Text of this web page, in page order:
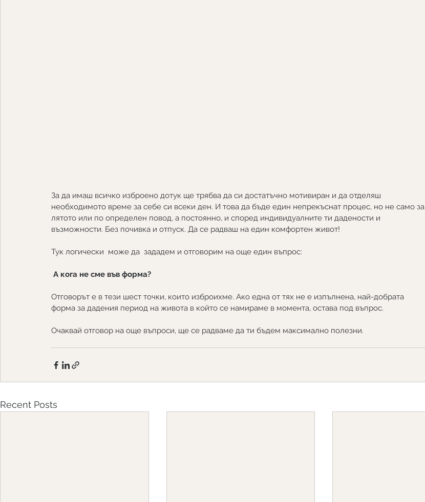
За да имаш всичко изброено дотук ще трябва да си достатъчно мотивиран и да отделяш
необходимото време за себе си всеки ден. И това да бъде един непрекъснат процес, но не само за
лятото или по определен повод, а постоянно, и според индивидуалните ти дадености и
възможности. Без почивка и отпуск. Да се радваш на един комфортен живот!
Тук логически  може да  зададем и отговорим на още един въпрос:
А кога не сме във форма?
Отговорът е в тези шест точки, които изброихме. Ако една от тях не е изпълнена, най-добрата
форма за дадения период на живота в който се намираме в момента, остава под въпрос.
Очаквай отговор на още въпроси, ще се радваме да ти бъдем максимално полезни.
Recent Posts